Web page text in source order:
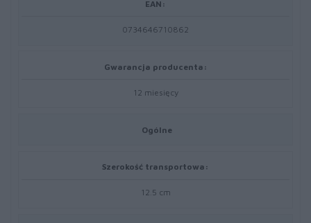
EAN:
0734646710862
Gwarancja producenta:
12 miesięcy
Ogólne
Szerokość transportowa:
12.5 cm